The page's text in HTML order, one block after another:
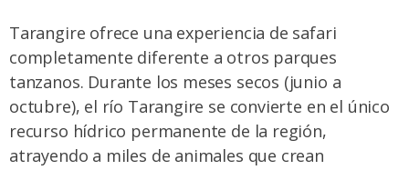
Tarangire ofrece una experiencia de safari
completamente diferente a otros parques
tanzanos. Durante los meses secos (junio a
octubre), el río Tarangire se convierte en el único
recurso hídrico permanente de la región,
atrayendo a miles de animales que crean